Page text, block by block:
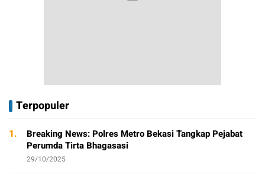
Terpopuler
1.
Breaking News: Polres Metro Bekasi Tangkap Pejabat
Perumda Tirta Bhagasasi
29/10/2025